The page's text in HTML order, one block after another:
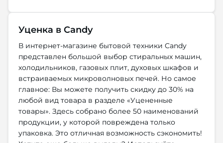
Уценка в Candy
В интернет-магазине бытовой техники Candy
представлен большой выбор стиральных машин,
холодильников, газовых плит, духовых шкафов и
встраиваемых микроволновых печей. Но самое
главное: Вы можете получить скидку до 30% на
любой вид товара в разделе «Уцененные
товары». Здесь собрано более 50 наименований
продукции, у которой повреждена только
упаковка. Это отличная возможность сэкономить!